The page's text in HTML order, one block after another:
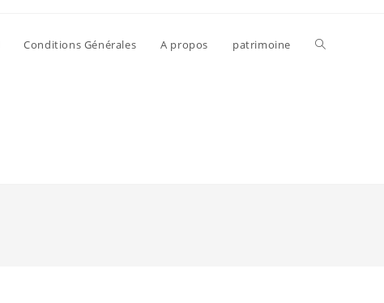
Conditions Générales A propos patrimoine